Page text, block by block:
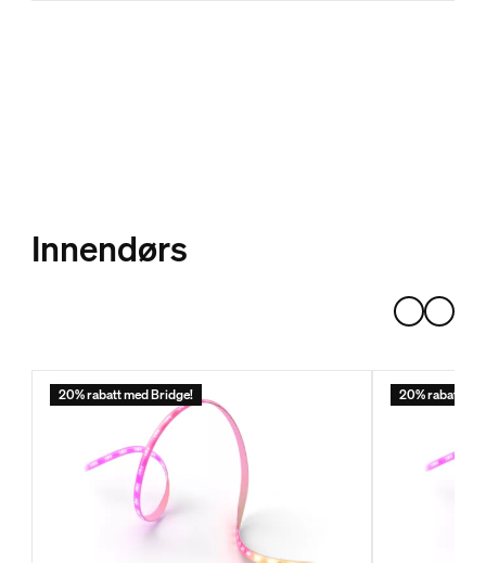
Innendørs
20% rabatt med Bridge! 20% rabatt